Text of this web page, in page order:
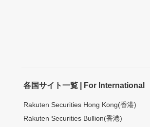
各国サイト一覧 | For International
Rakuten Securities Hong Kong(香港)
Rakuten Securities Bullion(香港)